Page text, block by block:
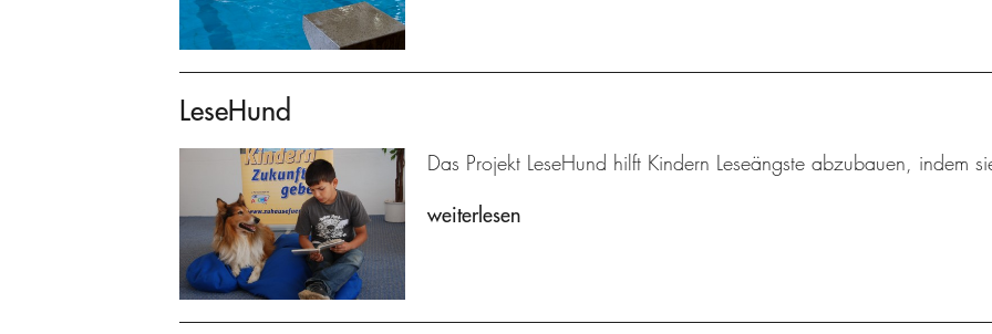
LeseHund
Das Projekt LeseHund hilft Kindern Leseängste abzubauen, indem
weiterlesen